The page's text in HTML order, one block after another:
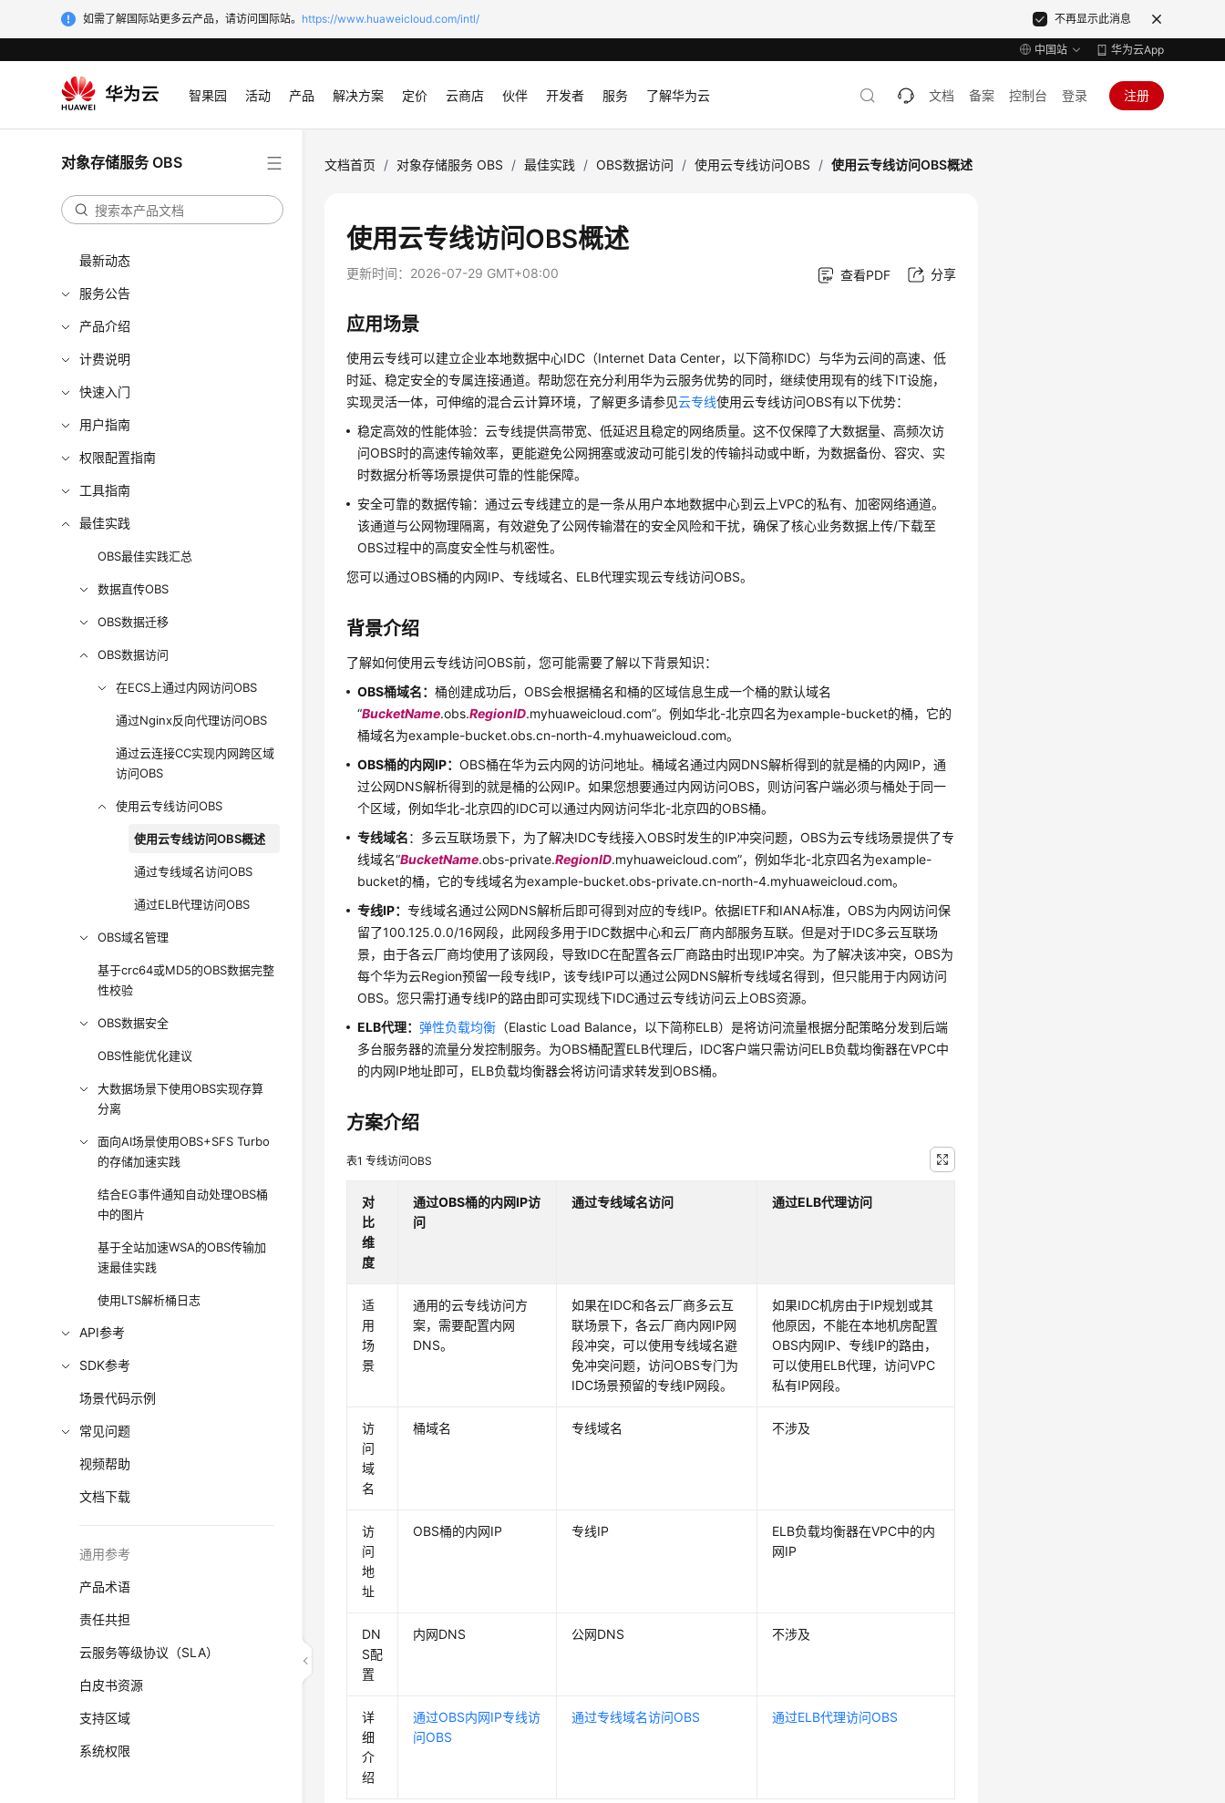
如需了解国际站更多云产品，请访问国际站。 https://www.huaweicloud.com/intl/ 不再显示此消息
中国站 华为云App
智果园 活动 产品 解决方案 定价 云商店 伙伴 开发者 服务 了解华为云 文档 备案 控制台 登录 注册
对象存储服务 OBS
最新动态
服务公告
产品介绍
计费说明
快速入门
用户指南
权限配置指南
工具指南
最佳实践
OBS最佳实践汇总
数据直传OBS
OBS数据迁移
OBS数据访问
在ECS上通过内网访问OBS
通过Nginx反向代理访问OBS
通过云连接CC实现内网跨区域
访问OBS
使用云专线访问OBS
使用云专线访问OBS概述
通过专线域名访问OBS
通过ELB代理访问OBS
OBS域名管理
基于crc64或MD5的OBS数据完整
性校验
OBS数据安全
OBS性能优化建议
大数据场景下使用OBS实现存算
分离
面向AI场景使用OBS+SFS Turbo
的存储加速实践
结合EG事件通知自动处理OBS桶
中的图片
基于全站加速WSA的OBS传输加
速最佳实践
使用LTS解析桶日志
API参考
SDK参考
场景代码示例
常见问题
视频帮助
文档下载
通用参考
产品术语
责任共担
云服务等级协议（SLA）
白皮书资源
支持区域
系统权限
文档首页 / 对象存储服务 OBS / 最佳实践 / OBS数据访问 / 使用云专线访问OBS / 使用云专线访问OBS概述
使用云专线访问OBS概述
更新时间： 2026-07-29 GMT+08:00 查看PDF 分享
应用场景
使用云专线可以建立企业本地数据中心IDC（Internet Data Center，以下简称IDC）与华为云间的高速、低
时延、稳定安全的专属连接通道。帮助您在充分利用华为云服务优势的同时，继续使用现有的线下IT设施，
实现灵活一体，可伸缩的混合云计算环境，了解更多请参见云专线使用云专线访问OBS有以下优势：
稳定高效的性能体验：云专线提供高带宽、低延迟且稳定的网络质量。这不仅保障了大数据量、高频次访
问OBS时的高速传输效率，更能避免公网拥塞或波动可能引发的传输抖动或中断，为数据备份、容灾、实
时数据分析等场景提供可靠的性能保障。
安全可靠的数据传输：通过云专线建立的是一条从用户本地数据中心到云上VPC的私有、加密网络通道。
该通道与公网物理隔离，有效避免了公网传输潜在的安全风险和干扰，确保了核心业务数据上传/下载至
OBS过程中的高度安全性与机密性。
您可以通过OBS桶的内网IP、专线域名、ELB代理实现云专线访问OBS。
背景介绍
了解如何使用云专线访问OBS前，您可能需要了解以下背景知识：
OBS桶域名：桶创建成功后，OBS会根据桶名和桶的区域信息生成一个桶的默认域名
“BucketName.obs.RegionID.myhuaweicloud.com”。例如华北-北京四名为example-bucket的桶，它的
桶域名为example-bucket.obs.cn-north-4.myhuaweicloud.com。
OBS桶的内网IP：OBS桶在华为云内网的访问地址。桶域名通过内网DNS解析得到的就是桶的内网IP，通
过公网DNS解析得到的就是桶的公网IP。如果您想要通过内网访问OBS，则访问客户端必须与桶处于同一
个区域，例如华北-北京四的IDC可以通过内网访问华北-北京四的OBS桶。
专线域名：多云互联场景下，为了解决IDC专线接入OBS时发生的IP冲突问题，OBS为云专线场景提供了专
线域名“BucketName.obs-private.RegionID.myhuaweicloud.com”，例如华北-北京四名为example-
bucket的桶，它的专线域名为example-bucket.obs-private.cn-north-4.myhuaweicloud.com。
专线IP：专线域名通过公网DNS解析后即可得到对应的专线IP。依据IETF和IANA标准，OBS为内网访问保
留了100.125.0.0/16网段，此网段多用于IDC数据中心和云厂商内部服务互联。但是对于IDC多云互联场
景，由于各云厂商均使用了该网段，导致IDC在配置各云厂商路由时出现IP冲突。为了解决该冲突，OBS为
每个华为云Region预留一段专线IP，该专线IP可以通过公网DNS解析专线域名得到，但只能用于内网访问
OBS。您只需打通专线IP的路由即可实现线下IDC通过云专线访问云上OBS资源。
ELB代理：弹性负载均衡 （Elastic Load Balance，以下简称ELB）是将访问流量根据分配策略分发到后端
多台服务器的流量分发控制服务。为OBS桶配置ELB代理后，IDC客户端只需访问ELB负载均衡器在VPC中
的内网IP地址即可，ELB负载均衡器会将访问请求转发到OBS桶。
方案介绍
表1专线访问OBS
对
比
维
度
通过OBS桶的内网IP访
问
通过专线域名访问 通过ELB代理访问
适
用
场
景
通用的云专线访问方
案，需要配置内网
DNS。
如果在IDC和各云厂商多云互
联场景下，各云厂商内网IP网
段冲突，可以使用专线域名避
免冲突问题，访问OBS专门为
IDC场景预留的专线IP网段。
如果IDC机房由于IP规划或其
他原因，不能在本地机房配置
OBS内网IP、专线IP的路由，
可以使用ELB代理，访问VPC
私有IP网段。
访
问
域
名
桶域名 专线域名 不涉及
访
问
地
址
OBS桶的内网IP 专线IP
ELB负载均衡器在VPC中的内
网IP
DN
S配
置
内网DNS 公网DNS 不涉及
详
细
介
绍
通过OBS内网IP专线访
问OBS
通过专线域名访问OBS 通过ELB代理访问OBS